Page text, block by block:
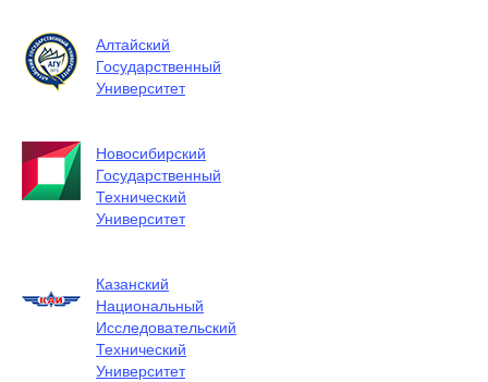
Алтайский
Государственный
Университет
Новосибирский
Государственный
Технический
Университет
Казанский
Национальный
Исследовательский
Технический
Университет